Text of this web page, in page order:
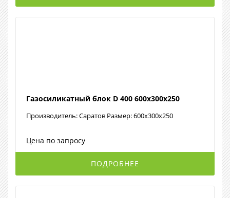
Газосиликатный блок D 400 600х300х250
Производитель: Саратов Размер: 600х300х250
Цена по запросу
ПОДРОБНЕЕ